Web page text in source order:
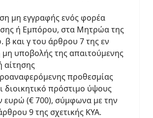
μη εγγραφής ενός φορέα
ή Εμπόρου, στα Μητρώα της
β και γ του άρθρου 7 της εν
υποβολής της απαιτούμενης
αίτησης
προθεσμίας
διοικητικό πρόστιμο ύψους
ευρώ (€ 700), σύμφωνα με την
9 της σχετικής ΚΥΑ.